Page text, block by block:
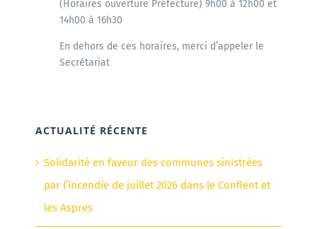
(Horaires ouverture Préfecture) 9h00 à 12h00 et
14h00 à 16h30
En dehors de ces horaires, merci d’appeler le
Secrétariat
ACTUALITÉ RÉCENTE
Solidarité en faveur des communes sinistrées
par l’incendie de juillet 2026 dans le Conflent et
les Aspres